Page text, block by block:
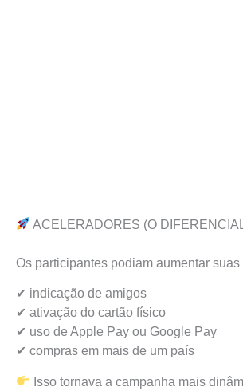
ACELERADORES (O
Os participantes podiam aumentar suas
✔ indicação de amigos
✔ ativação do cartão físico
✔ uso de Apple Pay ou Google Pay
✔ compras em mais de um país
Isso tornava a campanha mais